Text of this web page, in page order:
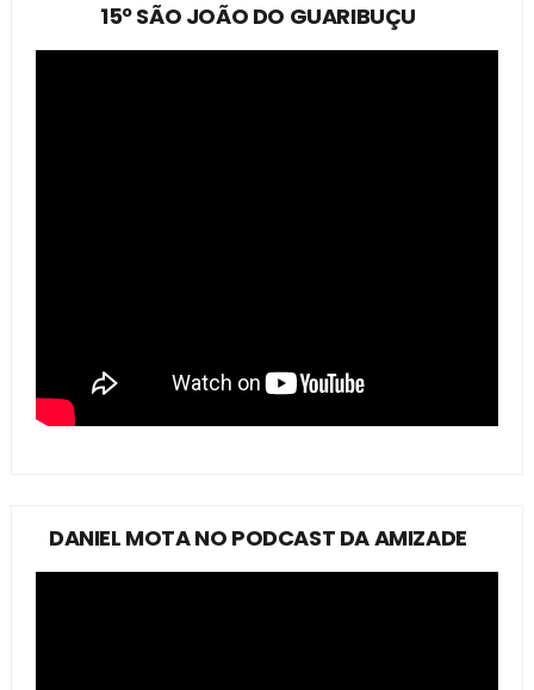
15º SÃO JOÃO DO GUARIBUÇU
DANIEL MOTA NO PODCAST DA AMIZADE